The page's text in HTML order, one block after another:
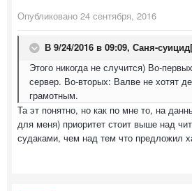
Опубликовано 24 сентября, 2016
В 9/24/2016 в 09:09, Саня-
Этого никогда не случится) Во-
сервер. Во-вторых: Валве не хотят
грамотным.
Та эт понятно, но как по мне то, на
для меня) приоритет стоит выше над
судаками, чем над тем что предложил